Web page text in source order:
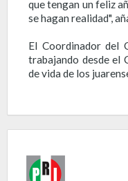
que tengan un feliz
se hagan realidad",
El Coordinador del
trabajando desde el
de vida de los